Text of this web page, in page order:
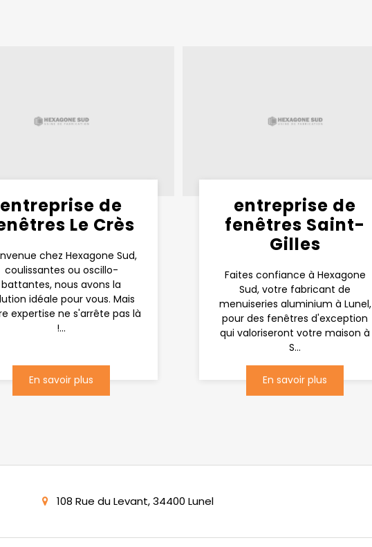
entreprise de
Le Crès
chez Hexagone Sud,
coulissantes ou oscillo-
battantes, nous avons la
idéale pour vous. Mais
expertise ne s'arrête pas là
!...
En savoir plus
entreprise de
fenêtres Saint-
Gilles
Faites confiance à Hexagone
Sud, votre fabricant de
menuiseries aluminium à Lunel,
pour des fenêtres d'exception
qui valoriseront votre maison à
S...
En savoir plus
108 Rue du Levant, 34400 Lunel